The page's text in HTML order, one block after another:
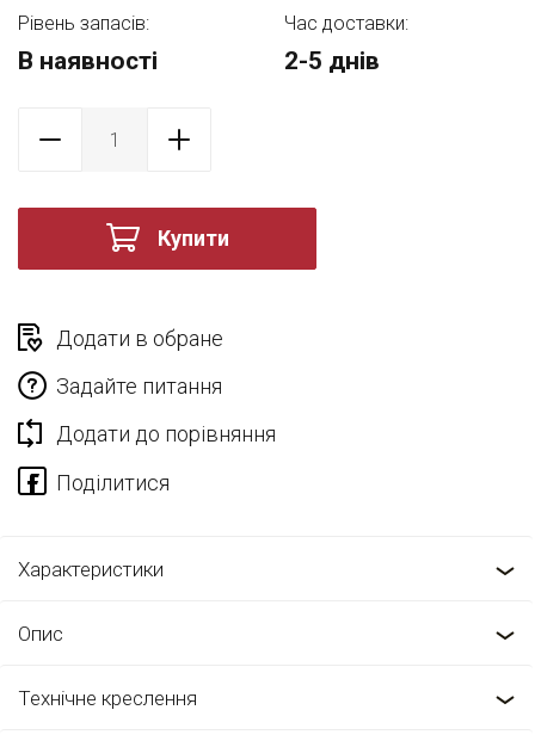
Рівень запасів:
В наявності
Час доставки:
2-5 днів
Купити
Додати в обране
Задайте питання
Додати до порівняння
Характеристики
Опис
Технічне креслення